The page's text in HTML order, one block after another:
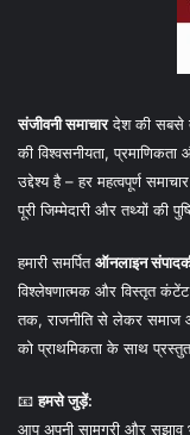
संजीवनी समाचारदेश की सबसे
की विश्वसनीयता, प्रमाणिकता
उद्देश्य है – हर महत्वपूर्ण
पूरी जिम्मेदारी और तथ्यों की
हमारी समर्पितऑनलाइन
विश्लेषणात्मक और विस्तृत कंटेंट
तक, राजनीति से लेकर समाज
को प्राथमिकता के साथ
📧हमसे जुड़ें:
आप अपनी सामग्री और